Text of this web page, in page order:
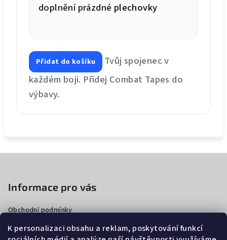
K personalizaci obsahu a reklam, poskytování funkcí
doplnění prázdné plechovky
Přidat do košíku
Tvůj spojenec v
každém boji. Přidej Combat Tapes do
výbavy.
t
Informace pro vás
Obchodní podmínky
Doprava a platba